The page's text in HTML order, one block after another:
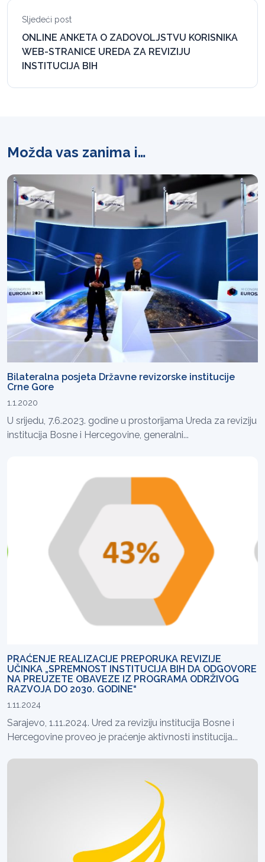
Sljedeći post
ONLINE ANKETA O ZADOVOLJSTVU KORISNIKA
WEB-STRANICE UREDA ZA REVIZIJU
INSTITUCIJA BIH
Možda vas zanima i…
Bilateralna posjeta Državne revizorske institucije
Crne Gore
1.1.2020
U srijedu, 7.6.2023. godine u prostorijama Ureda za reviziju
institucija Bosne i Hercegovine, generalni...
PRAĆENJE REALIZACIJE PREPORUKA REVIZIJE
UČINKA „SPREMNOST INSTITUCIJA BIH DA ODGOVORE
NA PREUZETE OBAVEZE IZ PROGRAMA ODRŽIVOG
RAZVOJA DO 2030. GODINE“
1.11.2024
Sarajevo, 1.11.2024. Ured za reviziju institucija Bosne i
Hercegovine proveo je praćenje aktivnosti institucija...